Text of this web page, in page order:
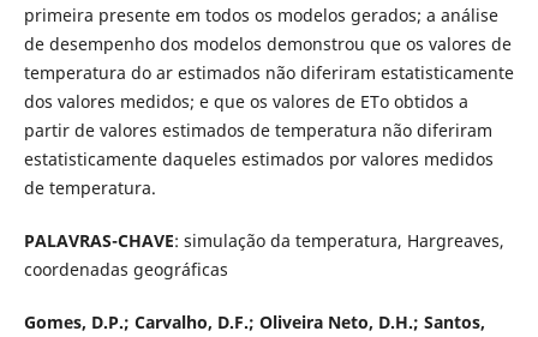
primeira presente em todos os modelos gerados; a análise
de desempenho dos modelos demonstrou que os valores de
temperatura do ar estimados não diferiram estatisticamente
dos valores medidos; e que os valores de ETo obtidos a
partir de valores estimados de temperatura não diferiram
estatisticamente daqueles estimados por valores medidos
de temperatura.
PALAVRAS-CHAVE: simulação da temperatura, Hargreaves,
coordenadas geográficas
Gomes, D.P.; Carvalho, D.F.; Oliveira Neto, D.H.; Santos,